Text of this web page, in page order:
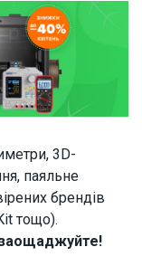
3D-
паяльне
брендів
тощо).